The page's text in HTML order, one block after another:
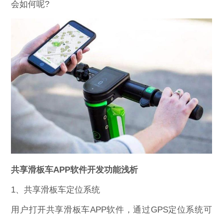
会如何呢?
共享滑板车APP软件开发功能浅析
1、共享滑板车定位系统
用户打开共享滑板车APP软件，通过GPS定位系统可